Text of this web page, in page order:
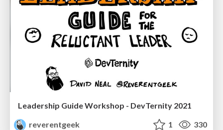
Leadership Guide Workshop - DevTernity 2021
reverentgeek
1 330